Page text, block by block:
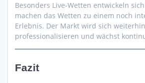
Besonders Live-Wetten entwickeln
machen das Wetten zu einem noch
Erlebnis. Der Markt wird sich weiterhin
professionalisieren und wächst
Fazit